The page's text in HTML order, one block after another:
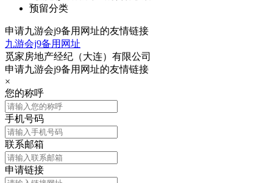
预留分类
申请九游会j9备用网址的友情链接
九游会j9备用网址
觅家房地产经纪（大连）有限公司
申请九游会j9备用网址的友情链接
×
您的称呼
手机号码
联系邮箱
申请链接